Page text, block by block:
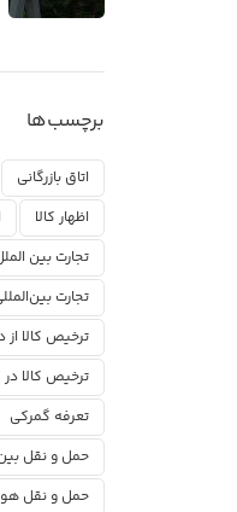
برچسب‌ها
اتاق بازرگانی
اظهار کالا
تجارت بین
تجارت
ترخیص کالا از
ترخیص کالا
تعرفه گمرکی
حمل و نقل بین
حمل و نقل